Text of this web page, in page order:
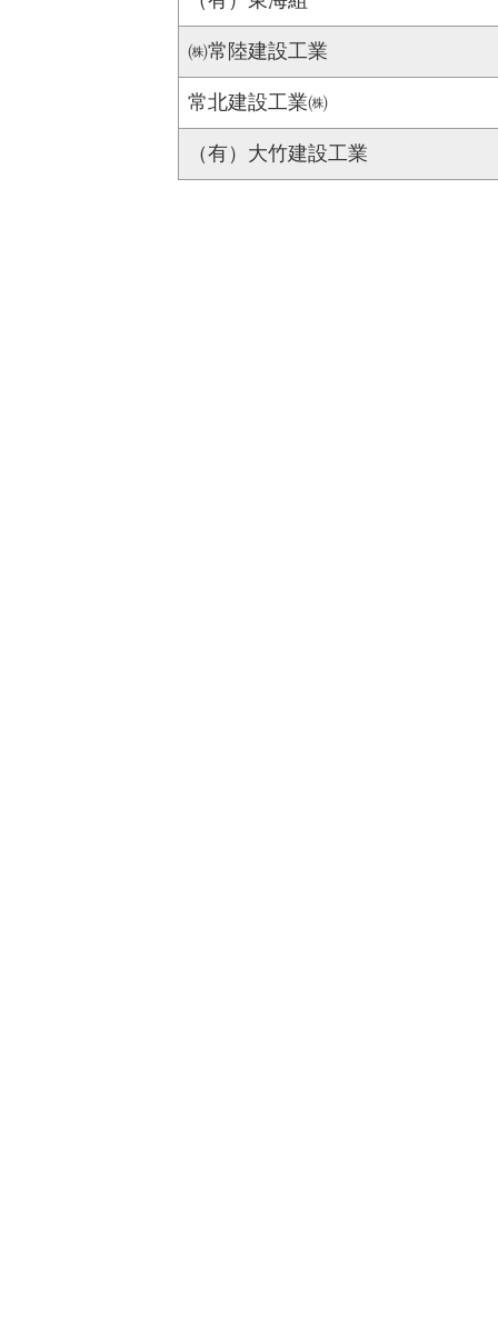
㈱常陸建設工業
常北建設工業㈱
（有）大竹建設工業